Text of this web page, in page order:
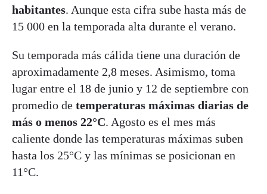
habitantes. Aunque esta cifra sube hasta más de
15 000 en la temporada alta durante el verano.
Su temporada más cálida tiene una duración de
aproximadamente 2,8 meses. Asimismo, toma
lugar entre el 18 de junio y 12 de septiembre con
promedio de temperaturas máximas diarias de
más o menos 22°C. Agosto es el mes más
caliente donde las temperaturas máximas suben
hasta los 25°C y las mínimas se posicionan en
11°C.